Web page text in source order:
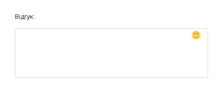
Відгук: